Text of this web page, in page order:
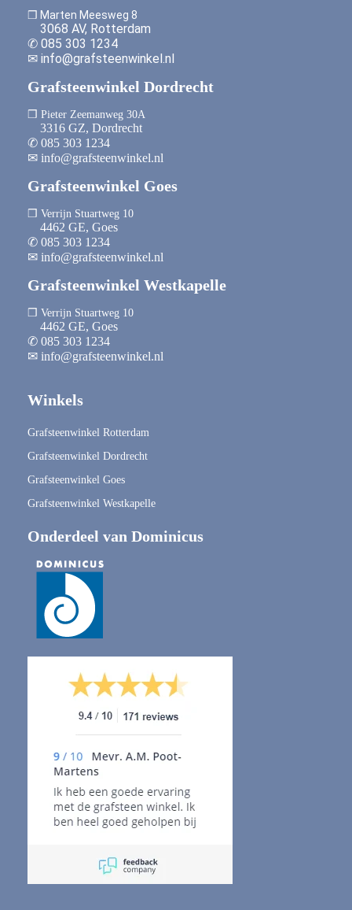
❒ Marten Meesweg 8
3068 AV, Rotterdam
✆ 085 303 1234
✉ info@grafsteenwinkel.nl
Grafsteenwinkel Dordrecht
❒ Pieter Zeemanweg 30A
3316 GZ, Dordrecht
✆ 085 303 1234
✉ info@grafsteenwinkel.nl
Grafsteenwinkel Goes
❒ Verrijn Stuartweg 10
4462 GE, Goes
✆ 085 303 1234
✉ info@grafsteenwinkel.nl
Grafsteenwinkel Westkapelle
❒ Verrijn Stuartweg 10
4462 GE, Goes
✆ 085 303 1234
✉ info@grafsteenwinkel.nl
Winkels
Grafsteenwinkel Rotterdam
Grafsteenwinkel Dordrecht
Grafsteenwinkel Goes
Grafsteenwinkel Westkapelle
Onderdeel van Dominicus